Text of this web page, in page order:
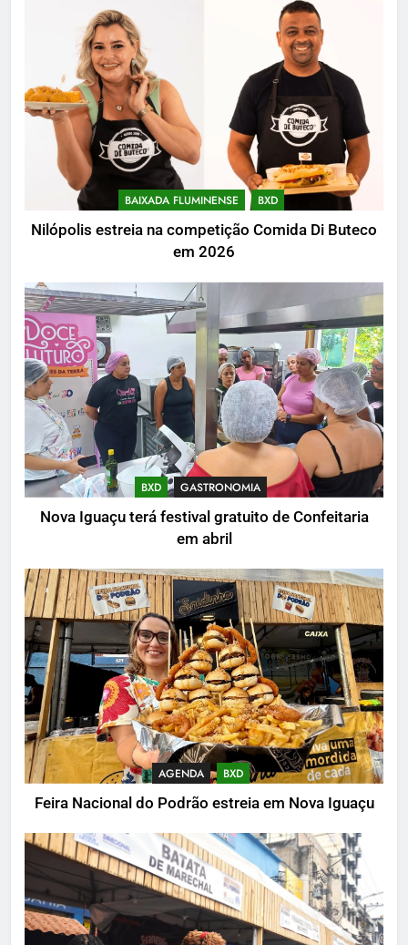
BAIXADA FLUMINENSE BXD
Nilópolis estreia na competição Comida Di Buteco
em 2026
BXD GASTRONOMIA
Nova Iguaçu terá festival gratuito de Confeitaria
em abril
AGENDA BXD
Feira Nacional do Podrão estreia em Nova Iguaçu